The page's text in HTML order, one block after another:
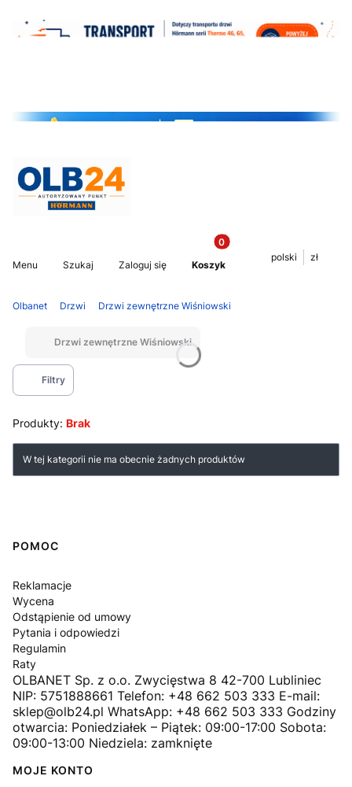
Menu Szukaj Zaloguj się
Produkty w koszyku: 0.
Koszyk
polski zł
Olbanet Drzwi Drzwi zewnętrzne Wiśniowski
Drzwi zewnętrzne Wiśniowski
Filtry
Produkty: Brak
Lista produktów
W tej kategorii nie ma obecnie żadnych produktów
Linki w stopce
POMOC
Reklamacje
Wycena
Odstąpienie od umowy
Pytania i odpowiedzi
Regulamin
Raty
OLBANET Sp. z o.o. Zwycięstwa 8 42-700 Lubliniec
NIP: 5751888661 Telefon: +48 662 503 333 E-mail:
sklep@olb24.pl WhatsApp: +48 662 503 333 Godziny
otwarcia: Poniedziałek – Piątek: 09:00-17:00 Sobota:
09:00-13:00 Niedziela: zamknięte
MOJE KONTO